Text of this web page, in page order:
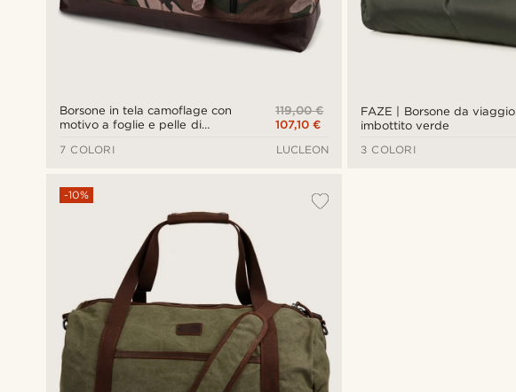
Borsone in tela camoflage con
motivo a foglie e pelle di
119,00 €
107,10 €
7 COLORI
LUCLEON
FAZE | Borsone da viaggio
imbottito verde
3 COLORI
-10%